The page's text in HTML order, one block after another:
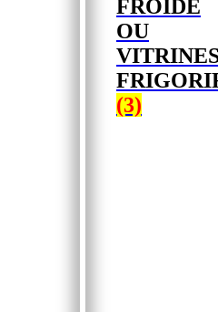
FROIDE
OU
(3)